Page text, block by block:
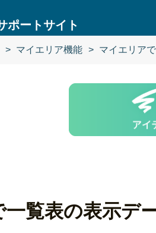
ポートサイト
マイエリア機能 マイエリア
覧表の表示デ